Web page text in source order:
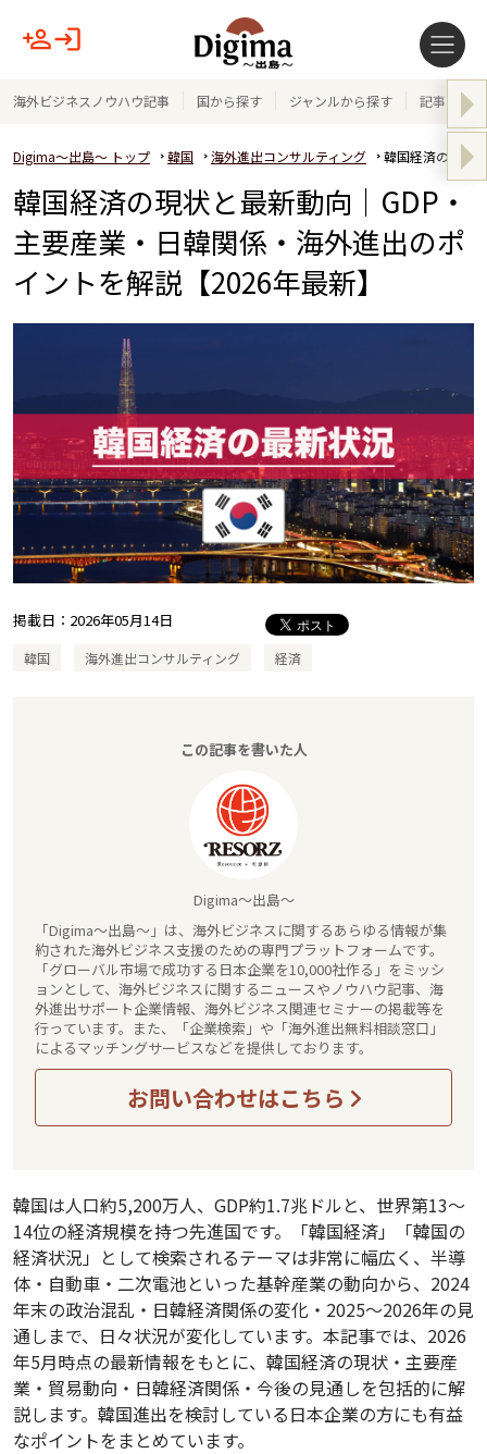
海外ビジネスノウハウ記事 国から探す ジャンルから探す 記事テー
Digima～出島～ トップ 韓国 海外進出コンサルティング 韓国経済の現状
韓国経済の現状と最新動向｜GDP・
主要産業・日韓関係・海外進出のポ
イントを解説【2026年最新】
掲載日： 2026年05月14日
韓国 海外進出コンサルティング 経済
この記事を書いた人
Digima～出島～
「Digima～出島～」は、海外ビジネスに関するあらゆる情報が集
約された海外ビジネス支援のための専門プラットフォームです。
「グローバル市場で成功する日本企業を10,000社作る」をミッシ
ョンとして、海外ビジネスに関するニュースやノウハウ記事、海
外進出サポート企業情報、海外ビジネス関連セミナーの掲載等を
行っています。また、「企業検索」や「海外進出無料相談窓口」
によるマッチングサービスなどを提供しております。
お問い合わせはこちら
韓国は人口約5,200万人、GDP約1.7兆ドルと、世界第13〜
14位の経済規模を持つ先進国です。「韓国経済」「韓国の
経済状況」として検索されるテーマは非常に幅広く、半導
体・自動車・二次電池といった基幹産業の動向から、2024
年末の政治混乱・日韓経済関係の変化・2025〜2026年の見
通しまで、日々状況が変化しています。本記事では、2026
年5月時点の最新情報をもとに、韓国経済の現状・主要産
業・貿易動向・日韓経済関係・今後の見通しを包括的に解
説します。韓国進出を検討している日本企業の方にも有益
なポイントをまとめています。